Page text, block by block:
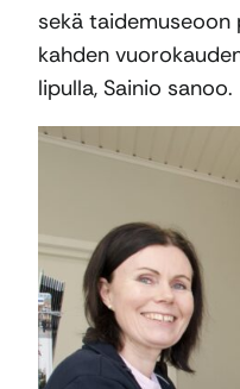
sekä taidemuseoon
kahden
lipulla, Sainio sanoo.